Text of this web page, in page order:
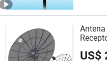
US$